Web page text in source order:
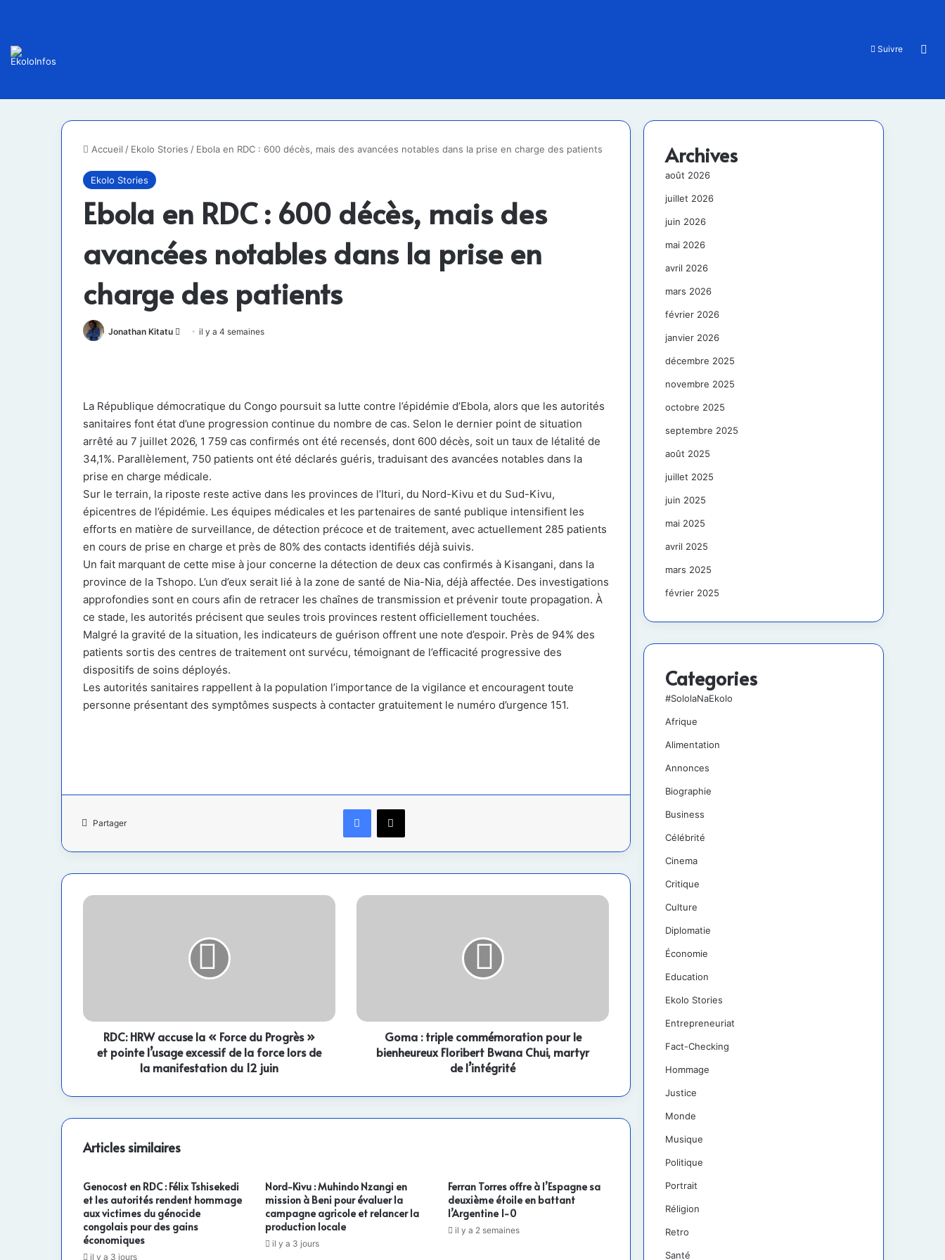
Suivre
Accueil / Ekolo Stories / Ebola en RDC : 600 décès, mais des avancées notables dans la prise en charge des patients
Ekolo Stories
Ebola en RDC : 600 décès, mais des
avancées notables dans la prise en
charge des patients
Jonathan Kitatu
Envoyeril y a 4 semaines
La République démocratique du Congo poursuit sa lutte contre l’épidémie d’Ebola, alors que les autorités
sanitaires font état d’une progression continue du nombre de cas. Selon le dernier point de situation
arrêté au 7 juillet 2026, 1 759 cas confirmés ont été recensés, dont 600 décès, soit un taux de létalité de
34,1%. Parallèlement, 750 patients ont été déclarés guéris, traduisant des avancées notables dans la
prise en charge médicale.
Sur le terrain, la riposte reste active dans les provinces de l’Ituri, du Nord-Kivu et du Sud-Kivu,
épicentres de l’épidémie. Les équipes médicales et les partenaires de santé publique intensifient les
efforts en matière de surveillance, de détection précoce et de traitement, avec actuellement 285 patients
en cours de prise en charge et près de 80% des contacts identifiés déjà suivis.
Un fait marquant de cette mise à jour concerne la détection de deux cas confirmés à Kisangani, dans la
province de la Tshopo. L’un d’eux serait lié à la zone de santé de Nia-Nia, déjà affectée. Des investigations
approfondies sont en cours afin de retracer les chaînes de transmission et prévenir toute propagation. À
ce stade, les autorités précisent que seules trois provinces restent officiellement touchées.
Malgré la gravité de la situation, les indicateurs de guérison offrent une note d’espoir. Près de 94% des
patients sortis des centres de traitement ont survécu, témoignant de l’efficacité progressive des
dispositifs de soins déployés.
Les autorités sanitaires rappellent à la population l’importance de la vigilance et encouragent toute
personne présentant des symptômes suspects à contacter gratuitement le numéro d’urgence 151.
Partager
Facebook
X
RDC:
»
pointe
de
de
manifestation
du
12
juin
RDC: HRW accuse la « Force du Progrès »
et pointe l’usage excessif de la force lors de
la manifestation du 12 juin
Goma
Bwana
martyr
Goma : triple commémoration pour le
bienheureux Floribert Bwana Chui, martyr
de l’intégrité
Articles similaires
Genocost en RDC : Félix Tshisekedi
et les autorités rendent hommage
aux victimes du génocide
congolais pour des gains
économiques
il y a 3 jours
Nord-Kivu : Muhindo Nzangi en
mission à Beni pour évaluer la
campagne agricole et relancer la
production locale
il y a 3 jours
Ferran Torres offre à l’Espagne sa
deuxième étoile en battant
l’Argentine 1-0
il y a 2 semaines
Archives
août 2026
juillet 2026
juin 2026
mai 2026
avril 2026
mars 2026
février 2026
janvier 2026
décembre 2025
novembre 2025
octobre 2025
septembre 2025
août 2025
juillet 2025
juin 2025
mai 2025
avril 2025
mars 2025
février 2025
Categories
#SololaNaEkolo
Afrique
Alimentation
Annonces
Biographie
Business
Célébrité
Cinema
Critique
Culture
Diplomatie
Économie
Education
Ekolo Stories
Entrepreneuriat
Fact-Checking
Hommage
Justice
Monde
Musique
Politique
Portrait
Réligion
Retro
Santé